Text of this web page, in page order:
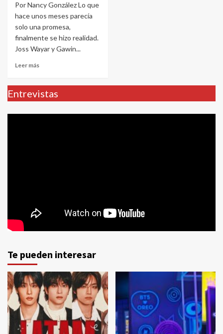
Por Nancy González Lo que
hace unos meses parecía
solo una promesa,
finalmente se hizo realidad.
Joss Wayar y Gawin...
Leer más
Entrevistas
Te pueden interesar